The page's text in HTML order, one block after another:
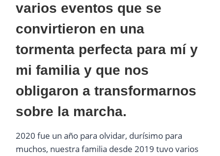
varios eventos que se
convirtieron en una
tormenta perfecta para mí y
mi familia y que nos
obligaron a transformarnos
sobre la marcha.
2020 fue un año para olvidar, durísimo para
muchos, nuestra familia desde 2019 tuvo varios